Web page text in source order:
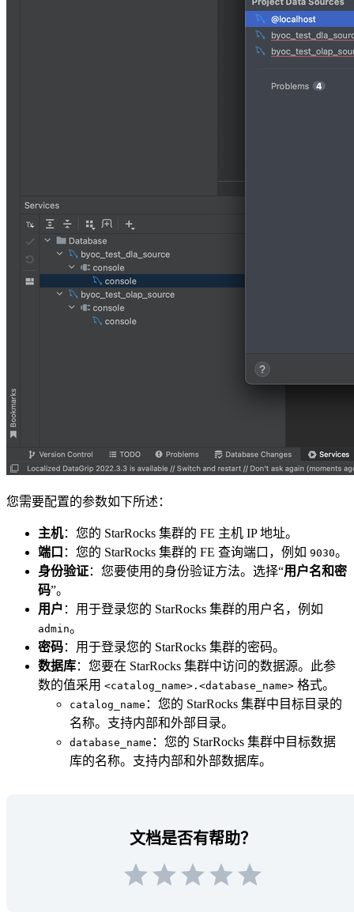
您需要配置的参数如下所述：
主机：您的 StarRocks 集群的 FE 主机 IP 地址。
端口 ：您的 StarRocks 集群的 FE 查询端口，例如 9030。
身份验证：您要使用的身份验证方法。选择“用户名和密
码”。
用户 ：用于登录您的 StarRocks 集群的用户名，例如
admin。
密码：用于登录您的 StarRocks 集群的密码。
数据库：您要在 StarRocks 集群中访问的数据源。此参
数的值采用 <catalog_name>.<database_name> 格式。
catalog_name ：您的 StarRocks 集群中目标目录的
名称。支持内部和外部目录。
database_name ：您的 StarRocks 集群中目标数据
库的名称。支持内部和外部数据库。
文档是否有帮助？